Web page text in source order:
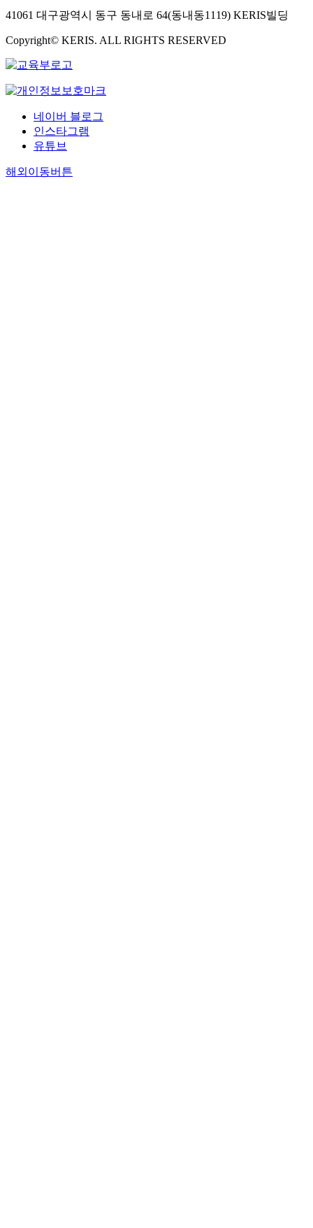
41061 대구광역시 동구 동내로 64(동내동1119) KERIS빌딩
Copyright© KERIS. ALL RIGHTS RESERVED
네이버 블로그
인스타그램
유튜브
해외이동버튼